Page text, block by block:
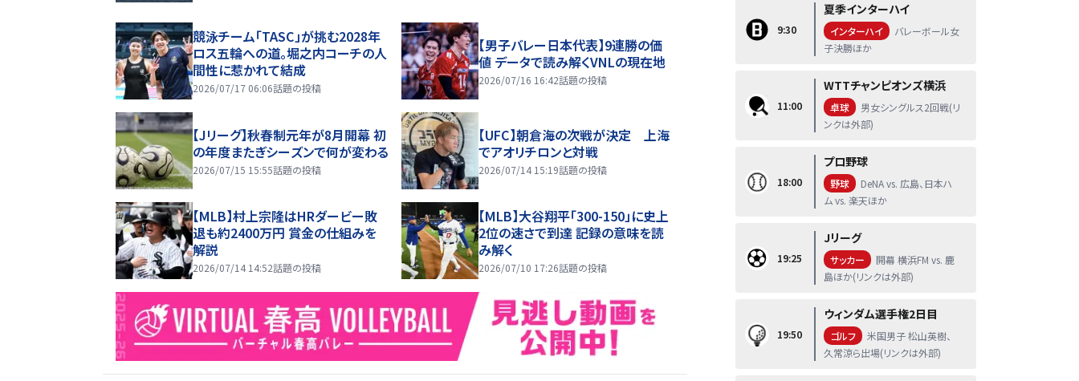
競泳チーム「TASC」が挑む2028年
ロス五輪への道。堀之内コーチの人
間性に惹かれて結成
2026/07/17 06:06話題の投稿
【男子バレー日本代表】9連勝の価
値 データで読み解くVNLの現在地
2026/07/16 16:42話題の投稿
【Jリーグ】秋春制元年が8月開幕 初
の年度またぎシーズンで何が変わる
2026/07/15 15:55話題の投稿
【UFC】朝倉海の次戦が決定 上海
でアオリチロンと対戦
2026/07/14 15:19話題の投稿
【MLB】村上宗隆はHRダービー敗
退も約2400万円 賞金の仕組みを
解説
2026/07/14 14:52話題の投稿
【MLB】大谷翔平「300-150」に史上
2位の速さで到達 記録の意味を読
み解く
2026/07/10 17:26話題の投稿
9:30
夏季インターハイ
インターハイ
バレーボール女
子決勝ほか
11:00
WTTチャンピオンズ横浜
卓球
男女シングルス2回戦(リ
ンクは外部)
18:00
プロ野球
野球
DeNA vs. 広島、日本ハ
ム vs. 楽天ほか
19:25
Jリーグ
サッカー
開幕 横浜FM vs. 鹿
島ほか(リンクは外部)
19:50
ウィンダム選手権2日目
ゴルフ
米国男子 松山英樹、
久常涼ら出場(リンクは外部)